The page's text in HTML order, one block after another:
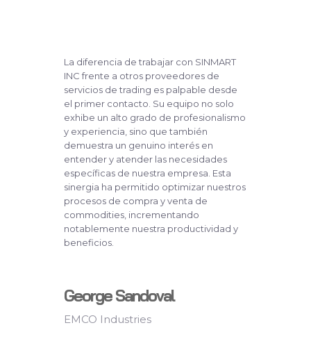
La diferencia de trabajar con SINMART
INC frente a otros proveedores de
servicios de trading es palpable desde
el primer contacto. Su equipo no solo
exhibe un alto grado de profesionalismo
y experiencia, sino que también
demuestra un genuino interés en
entender y atender las necesidades
específicas de nuestra empresa. Esta
sinergia ha permitido optimizar nuestros
procesos de compra y venta de
commodities, incrementando
notablemente nuestra productividad y
beneficios.
George Sandoval
EMCO Industries